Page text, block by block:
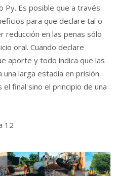
Py. Es posible que a través
para que declare tal o
reducción en las penas sólo
oral. Cuando declare
aporte y todo indica que las
larga estadía en prisión.
final sino el principio de una
12